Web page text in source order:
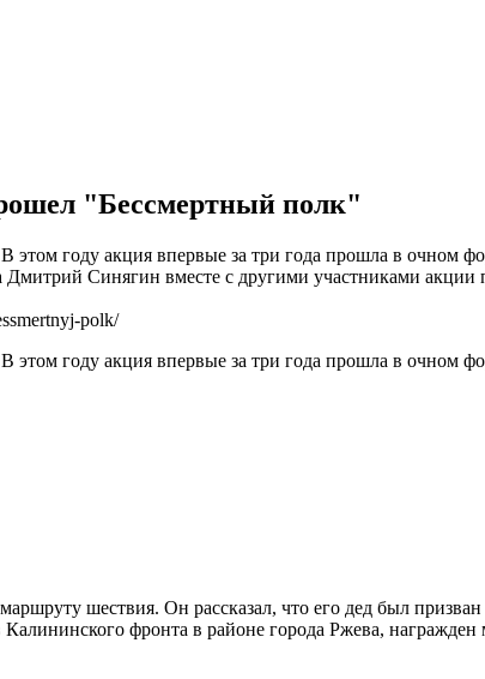
"Бессмертный полк"
этом году акция впервые за три года прошла в очном
Дмитрий Синягин вместе с другими участниками
polk/
этом году акция впервые за три года прошла в очном
шествия. Он рассказал, что его дед был
фронта в районе города Ржева,